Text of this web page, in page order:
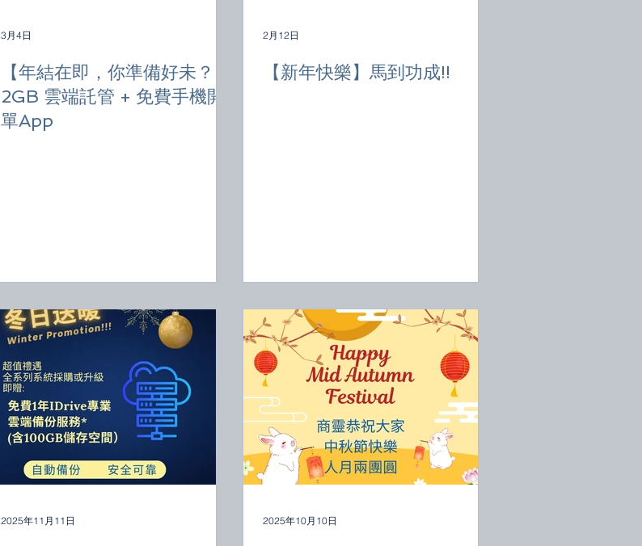
【年結在即，你準備好未？】
2GB 雲端託管 + 免費手機開
單App
3月4日
【新年快樂】馬到功成!!
2月12日
2025年11月11日 2025年10月10日